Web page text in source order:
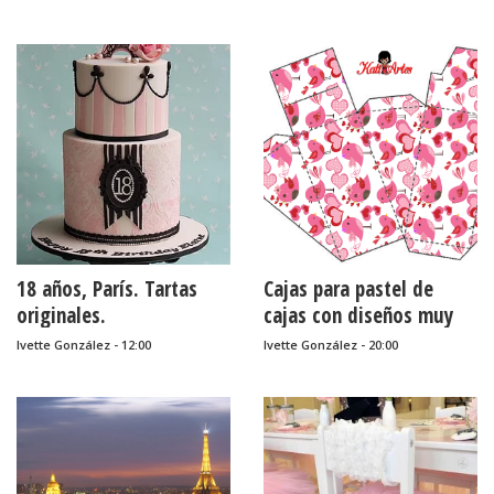
18 años, París. Tartas
originales.
Ivette González - 12:00
Cajas para pastel de
cajas con diseños muy
lindos.
Ivette González - 20:00